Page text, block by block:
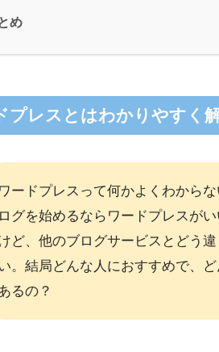
め
プレスとはわかりやすく
ワードプレスって何かよくわから
ログを始めるならワードプレスがい
ど、他のブログサービスとどう
。結局どんな人におすすめで、
るの？